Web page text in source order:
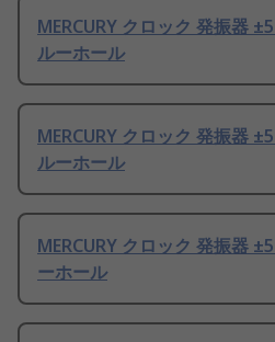
MERCURY クロック 発振器
ルーホール
MERCURY クロック 発振器
ルーホール
MERCURY クロック 発振器
ーホール